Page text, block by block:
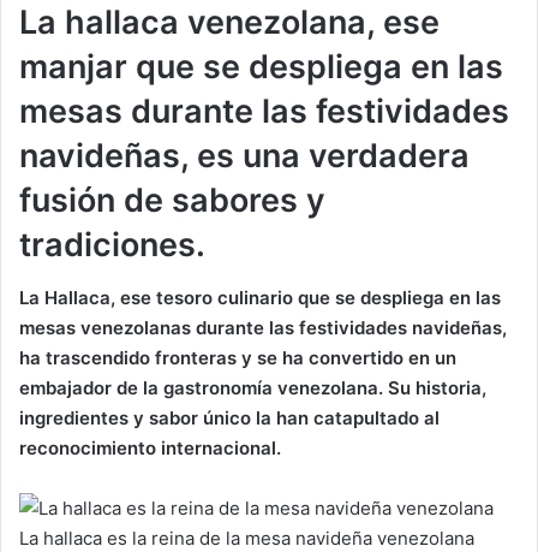
La hallaca venezolana, ese
manjar que se despliega en las
mesas durante las festividades
navideñas, es una verdadera
fusión de sabores y
tradiciones.
La Hallaca, ese tesoro culinario que se despliega en las
mesas venezolanas durante las festividades navideñas,
ha trascendido fronteras y se ha convertido en un
embajador de la gastronomía venezolana. Su historia,
ingredientes y sabor único la han catapultado al
reconocimiento internacional.
La hallaca es la reina de la mesa navideña venezolana